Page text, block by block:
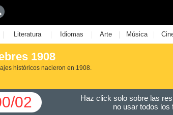
| Literatura | Idiomas | Arte | Música |
1908
históricos nacieron en 1908.
02
Haz click solo sobre las
no usar todos los